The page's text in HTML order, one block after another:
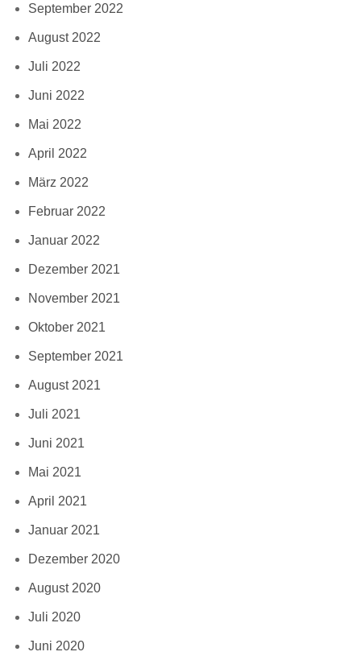
September 2022
August 2022
Juli 2022
Juni 2022
Mai 2022
April 2022
März 2022
Februar 2022
Januar 2022
Dezember 2021
November 2021
Oktober 2021
September 2021
August 2021
Juli 2021
Juni 2021
Mai 2021
April 2021
Januar 2021
Dezember 2020
August 2020
Juli 2020
Juni 2020